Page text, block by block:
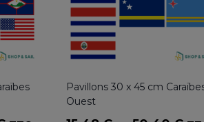
Pavillons 30 x 45 cm
Ouest